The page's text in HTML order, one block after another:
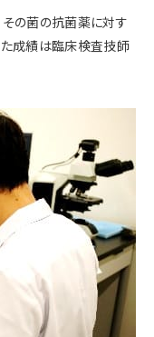
の菌の抗菌薬に対す
成績は臨床検査技師